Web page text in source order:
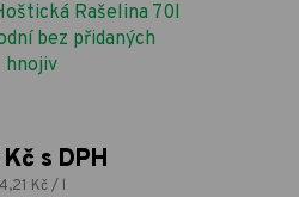
Rašelina 70l
bez přidaných
hnojiv
s DPH
4,21 Kč / l